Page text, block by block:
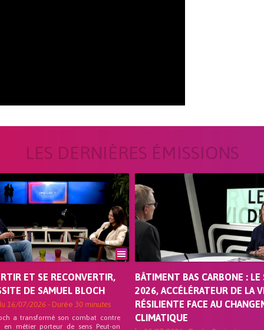
LES DERNIÈRES ÉMISSIONS
ET SE RECONVERTIR,
DE SAMUEL BLOCH
16/07/2026 - Durée30 minutes
a transformé son combat contre
en métier porteur de sens Peut-on
BÂTIMENT BAS CARBONE : LE
2026, ACCÉLÉRATEUR DE LA
RÉSILIENTE FACE AU
CLIMATIQUE